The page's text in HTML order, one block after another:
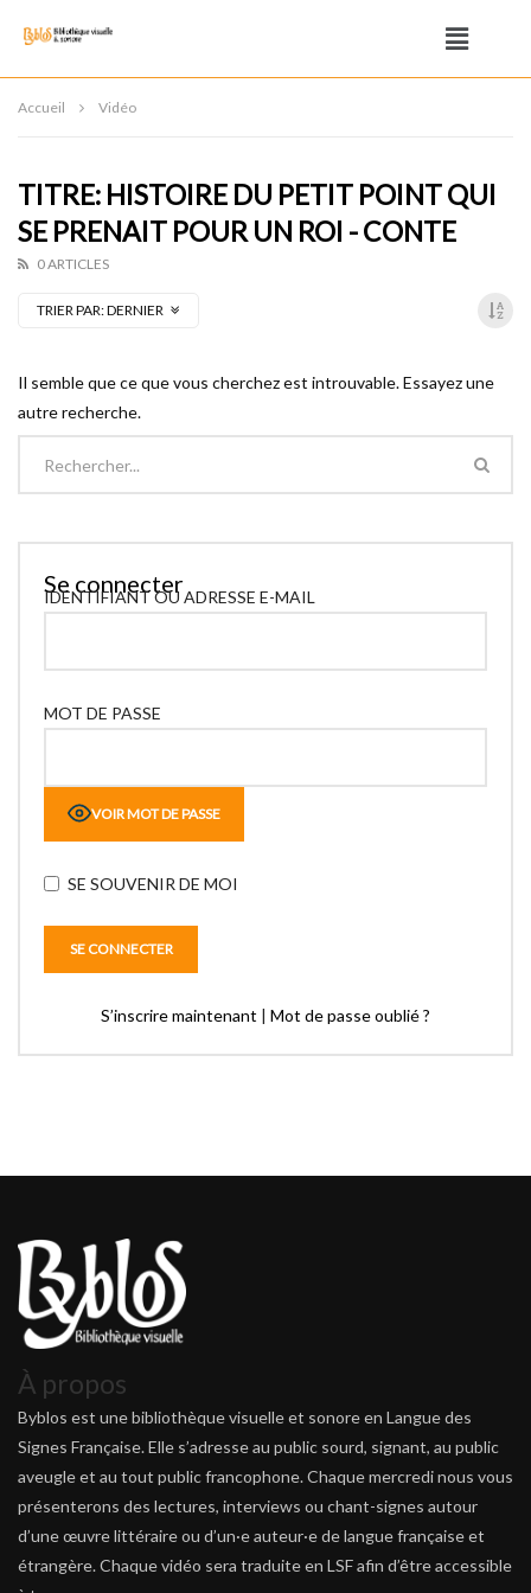
Accueil Vidéo
TITRE: HISTOIRE DU PETIT POINT QUI
SE PRENAIT POUR UN ROI - CONTE
0 ARTICLES
TRIER PAR:DERNIER
Il semble que ce que vous cherchez est introuvable. Essayez une
autre recherche.
Se connecter
IDENTIFIANT OU ADRESSE E-MAIL
MOT DE PASSE
VOIR MOT DE PASSE
SE SOUVENIR DE MOI
S’inscrire maintenant | Mot de passe oublié ?
À propos
Byblos est une bibliothèque visuelle et sonore en Langue des
Signes Française. Elle s’adresse au public sourd, signant, au public
aveugle et au tout public francophone. Chaque mercredi nous vous
présenterons des lectures, interviews ou chant-signes autour
d’une œuvre littéraire ou d’un·e auteur·e de langue française et
étrangère. Chaque vidéo sera traduite en LSF afin d’être accessible